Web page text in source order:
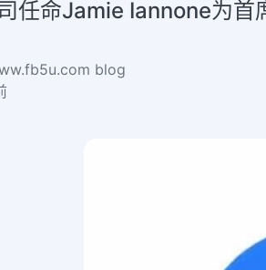
任命Jamie Iannone为
blog